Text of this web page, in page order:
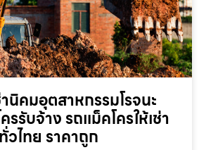
นิคมอุตสาหกรรมโรจนะ
รรับจ้าง รถแม็คโครให้เช่า
ไทย ราคาถูก